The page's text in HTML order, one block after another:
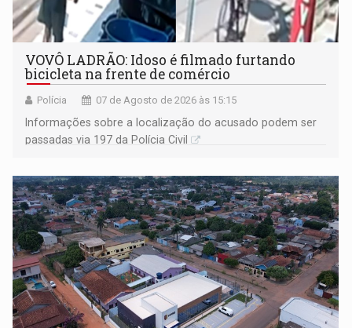
VOVÔ LADRÃO: Idoso é filmado furtando
bicicleta na frente de comércio
Polícia 07 de Agosto de 2026 às 15:15
Informações sobre a localização do acusado podem ser
passadas via 197 da Polícia Civil